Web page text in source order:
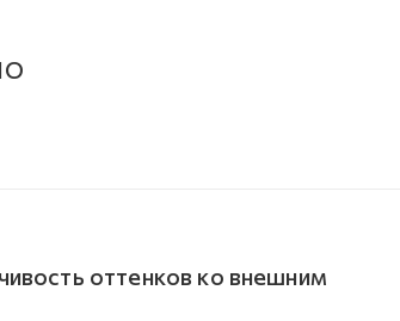
оттенков ко внешним